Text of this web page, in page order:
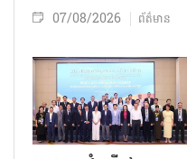
07/08/2026 ព័ត៌មាន